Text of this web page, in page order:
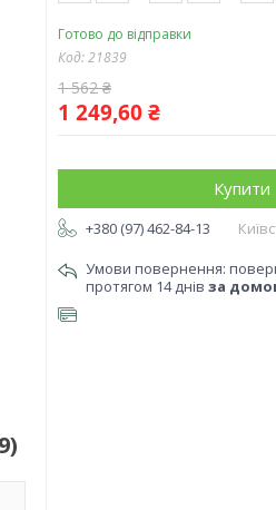
Готово до відправки
Код:21839
1 562 ₴
1 249,60 ₴
Купити
+380 (97) 462-84-13
протягом 14 днів за